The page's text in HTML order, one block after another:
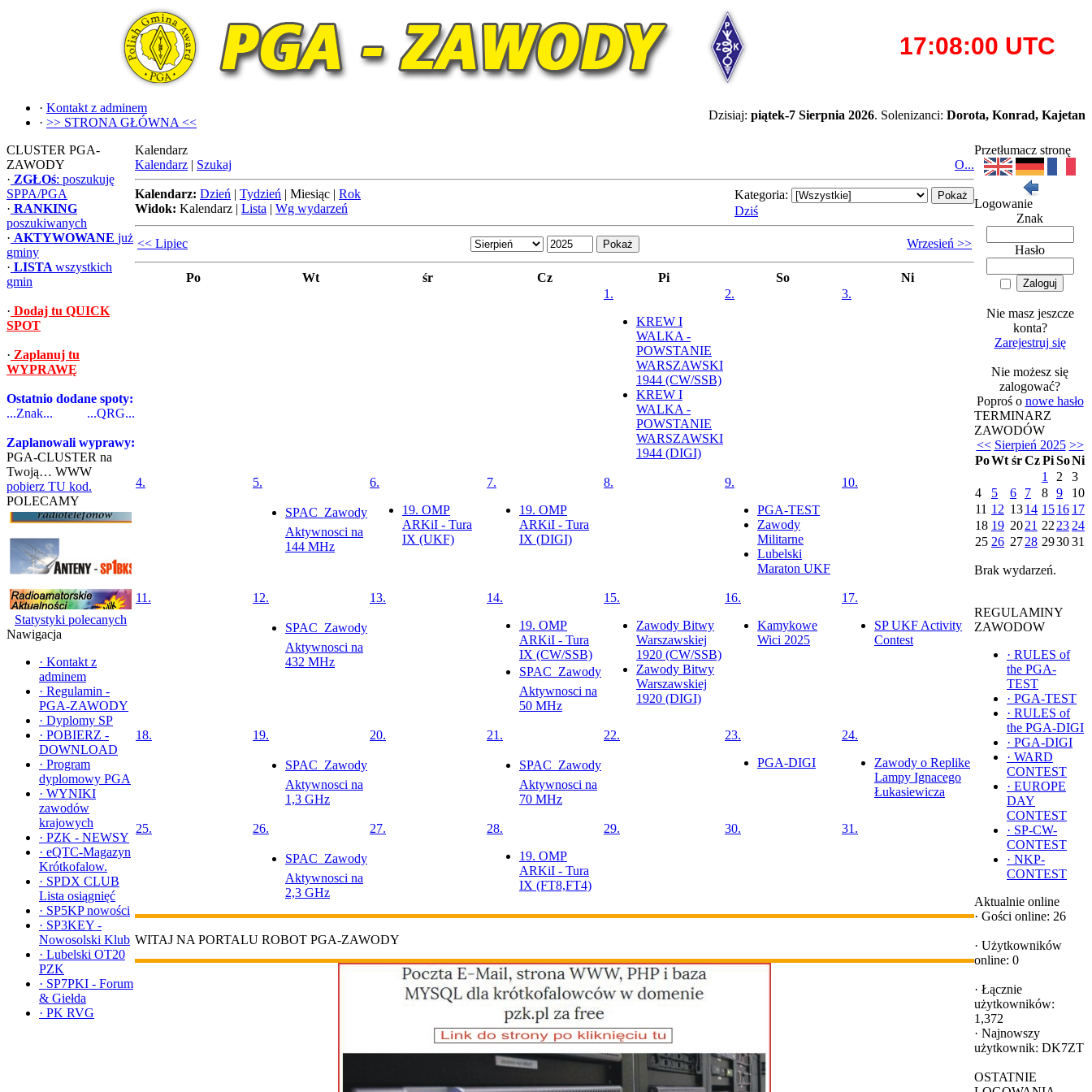
· Kontakt z adminem
· >> STRONA GŁÓWNA <<
Dzisiaj: piątek-7 Sierpnia 2026. Solenizanci: Dorota, Konrad, Kajetan
CLUSTER PGA-
ZAWODY
· ZGŁOś: poszukuję
SPPA/PGA
· RANKING
poszukiwanych
· AKTYWOWANE już
gminy
· LISTA wszystkich
gmin
· Dodaj tu QUICK
SPOT
· Zaplanuj tu
WYPRAWĘ
Ostatnio dodane spoty:
...Znak...
...QRG...
Zaplanowali wyprawy:
PGA-CLUSTER na
Twoją… WWW
pobierz TU kod.
POLECAMY
Statystyki polecanych
Nawigacja
· Kontakt z
adminem
· Regulamin -
PGA-ZAWODY
· Dyplomy SP
· POBIERZ -
DOWNLOAD
· Program
dyplomowy PGA
· WYNIKI
zawodów
krajowych
· PZK - NEWSY
· eQTC-Magazyn
Krótkofalow.
· SPDX CLUB
Lista osiągnięć
· SP5KP nowości
· SP3KEY -
Nowosolski Klub
· Lubelski OT20
PZK
· SP7PKI - Forum
& Giełda
· PK RVG
Kalendarz
Kalendarz | Szukaj O...
Kalendarz: Dzień | Tydzień | Miesiąc | Rok
Widok: Kalendarz | Lista | Wg wydarzeń
Kategoria:
Dziś
<< Lipiec Wrzesień >>
Po Wt śr Cz Pi So
Ni
1.
KREW I
WALKA -
POWSTANIE
WARSZAWSKI
1944 (CW/SSB)
KREW I
WALKA -
POWSTANIE
WARSZAWSKI
1944 (DIGI)
2. 3.
4. 5.
SPAC  Zawody
Aktywnosci na
144 MHz
6.
19. OMP
ARKiI - Tura
IX (UKF)
7.
19. OMP
ARKiI - Tura
IX (DIGI)
8.
9.
PGA-TEST
Zawody
Militarne
Lubelski
Maraton UKF
10.
11. 12.
SPAC  Zawody
Aktywnosci na
432 MHz
13.
14.
19. OMP
ARKiI - Tura
IX (CW/SSB)
SPAC  Zawody
Aktywnosci na
50 MHz
15.
Zawody Bitwy
Warszawskiej
1920 (CW/SSB)
Zawody Bitwy
Warszawskiej
1920 (DIGI)
16.
Kamykowe
Wici 2025
17.
SP UKF Activity
Contest
18. 19.
SPAC  Zawody
Aktywnosci na
1,3 GHz
20. 21.
SPAC  Zawody
Aktywnosci na
70 MHz
22.
23.
PGA-DIGI
24.
Zawody o Replike
Lampy Ignacego
Łukasiewicza
25. 26.
SPAC  Zawody
Aktywnosci na
2,3 GHz
27.
28.
19. OMP
ARKiI - Tura
IX (FT8,FT4)
29. 30. 31.
WITAJ NA PORTALU ROBOT PGA-ZAWODY
Przetłumacz stronę
Logowanie
Znak
Hasło
Nie masz jeszcze
konta?
Zarejestruj się
Nie możesz się
zalogować?
Poproś o nowe hasło
TERMINARZ
ZAWODÓW
<< Sierpień 2025 >>
PoWt śr CzPiSoNi
1
2
3
4
5 6 7 8 9
10
11 12 1314 1516 17
18 19 2021 22 23 24
25 26 2728 293031
Brak wydarzeń.
REGULAMINY
ZAWODOW
· RULES of
the PGA-
TEST
· PGA-TEST
· RULES of
the PGA-DIGI
· PGA-DIGI
· WARD
CONTEST
· EUROPE
DAY
CONTEST
· SP-CW-
CONTEST
· NKP-
CONTEST
Aktualnie online
· Gości online: 26
· Użytkowników
online: 0
· Łącznie
użytkowników:
1,372
· Najnowszy
użytkownik: DK7ZT
OSTATNIE